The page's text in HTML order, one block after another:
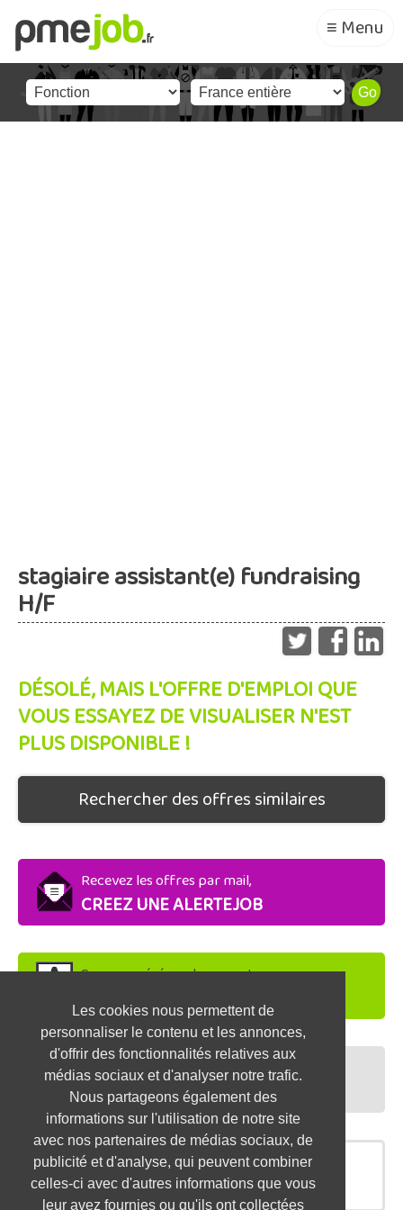
Les cookies nous permettent de
personnaliser le contenu et les annonces,
d'offrir des fonctionnalités relatives aux
médias sociaux et d'analyser notre trafic.
Nous partageons également des
informations sur l'utilisation de notre site
avec nos partenaires de médias sociaux, de
publicité et d'analyse, qui peuvent combiner
celles-ci avec d'autres informations que vous
leur avez fournies ou qu'ils ont collectées
≡ Menu
stagiaire assistant(e) fundraising
H/F
DÉSOLÉ, MAIS L'OFFRE D'EMPLOI QUE
VOUS ESSAYEZ DE VISUALISER N'EST
PLUS DISPONIBLE !
Rechercher des offres similaires
Recevez les offres par mail,
CREEZ UNE ALERTEJOB
Soyez repéré par les recruteurs,
DEPOSEZ VOTRE CV
Préparez vos entretiens,
TESTEZ-VOUS
OFFRES SIMILAIRES